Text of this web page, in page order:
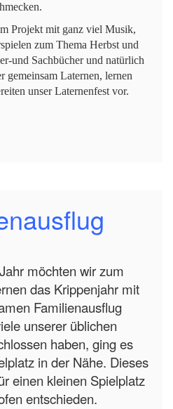
Projekt mit ganz viel Musik,
zum Thema Herbst und
und Sachbücher und natürlich
gemeinsam Laternen, lernen
unser Laternenfest vor.
möchten wir zum
das Krippenjahr mit
Familienausflug
unserer üblichen
haben, ging es
in der Nähe. Dieses
einen kleinen Spielplatz
entschieden.